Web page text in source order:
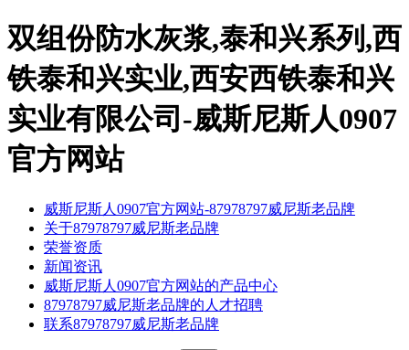
双组份防水灰浆,泰和兴系列,西
铁泰和兴实业,西安西铁泰和兴
实业有限公司-威斯尼斯人0907
官方网站
威斯尼斯人0907官方网站-87978797威尼斯老品牌
关于87978797威尼斯老品牌
荣誉资质
新闻资讯
威斯尼斯人0907官方网站的产品中心
87978797威尼斯老品牌的人才招聘
联系87978797威尼斯老品牌